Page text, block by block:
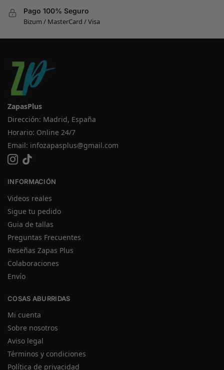
Pago 100% Seguro
Bizum / MasterCard / Visa
ZapasPlus
Dirección: Madrid, España
Horario: Online 24/7
Email: infozapasplus@gmail.com
INFORMACIÓN
Videos reales
Sigue tu pedido
Guia de tallas
Preguntas Frecuentes
Reseñas Zapas Plus
Colaboraciones
Envío
COSAS ABURRIDAS
Mi cuenta
Sobre nosotros
Aviso legal
Términos y condiciones
Política de privacidad